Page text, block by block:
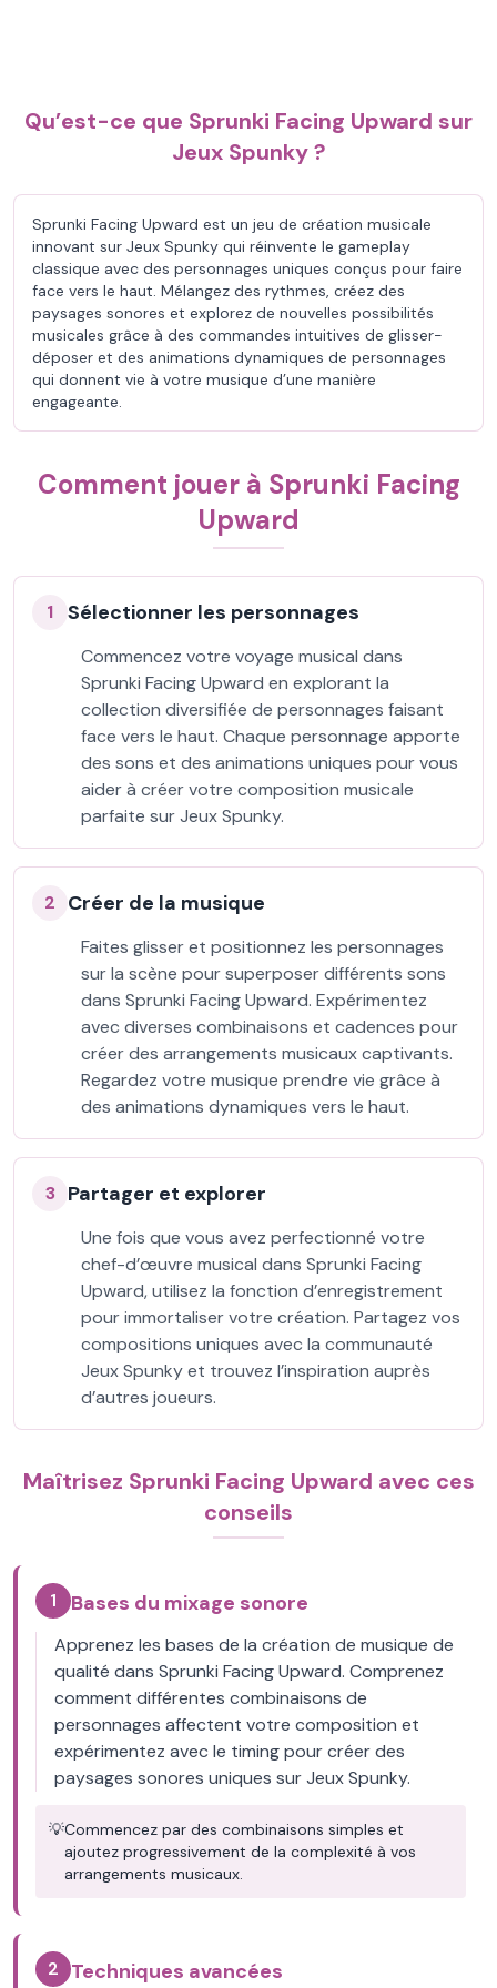
Qu’est-ce que Sprunki Facing Upward sur
Jeux Spunky ?
Sprunki Facing Upward est un jeu de création musicale
innovant sur Jeux Spunky qui réinvente le gameplay
classique avec des personnages uniques conçus pour faire
face vers le haut. Mélangez des rythmes, créez des
paysages sonores et explorez de nouvelles possibilités
musicales grâce à des commandes intuitives de glisser-
déposer et des animations dynamiques de personnages
qui donnent vie à votre musique d’une manière
engageante.
Comment jouer à Sprunki Facing
Upward
1 Sélectionner les personnages
Commencez votre voyage musical dans
Sprunki Facing Upward en explorant la
collection diversifiée de personnages faisant
face vers le haut. Chaque personnage apporte
des sons et des animations uniques pour vous
aider à créer votre composition musicale
parfaite sur Jeux Spunky.
2 Créer de la musique
Faites glisser et positionnez les personnages
sur la scène pour superposer différents sons
dans Sprunki Facing Upward. Expérimentez
avec diverses combinaisons et cadences pour
créer des arrangements musicaux captivants.
Regardez votre musique prendre vie grâce à
des animations dynamiques vers le haut.
3 Partager et explorer
Une fois que vous avez perfectionné votre
chef-d’œuvre musical dans Sprunki Facing
Upward, utilisez la fonction d’enregistrement
pour immortaliser votre création. Partagez vos
compositions uniques avec la communauté
Jeux Spunky et trouvez l’inspiration auprès
d’autres joueurs.
Maîtrisez Sprunki Facing Upward avec ces
conseils
1 Bases du mixage sonore
Apprenez les bases de la création de musique de
qualité dans Sprunki Facing Upward. Comprenez
comment différentes combinaisons de
personnages affectent votre composition et
expérimentez avec le timing pour créer des
paysages sonores uniques sur Jeux Spunky.
💡Commencez par des combinaisons simples et
ajoutez progressivement de la complexité à vos
arrangements musicaux.
2 Techniques avancées